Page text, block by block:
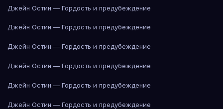
Джейн Остин — Гордость и предубеждение
Джейн Остин — Гордость и предубеждение
Джейн Остин — Гордость и предубеждение
Джейн Остин — Гордость и предубеждение
Джейн Остин — Гордость и предубеждение
Джейн Остин — Гордость и предубеждение